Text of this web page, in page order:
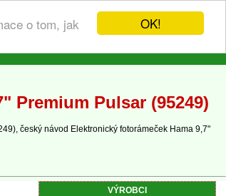
OK!
o tom, jak
Premium Pulsar (95249)
český návod Elektronický fotorámeček Hama 9,7"
VÝROBCI